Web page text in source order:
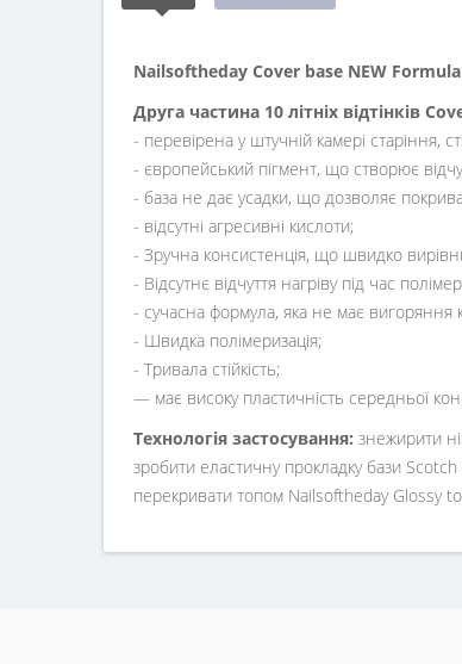
Nailsoftheday Cover base NEW Formula
Друга частина 10 літніх відтінків
- перевірена у штучній камері старіння,
- європейський пігмент, що створює
- база не дає усадки, що дозволяє
- відсутні агресивні кислоти;
- Зручна консистенція, що швидко
- Відсутнє відчуття нагріву під час
- сучасна формула, яка не має вигоряння
- Швидка полімеризація;
- Тривала стійкість;
— має високу пластичність середньої
Технологія застосування: знежирити
зробити еластичну прокладку бази
перекривати топом Nailsoftheday Glossy